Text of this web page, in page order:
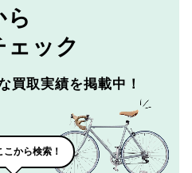
ら
ェック
買取実績を掲載中！
こから検索！